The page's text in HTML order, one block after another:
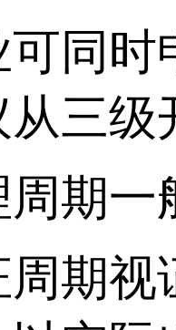
可同时
从三级
周期一
期视